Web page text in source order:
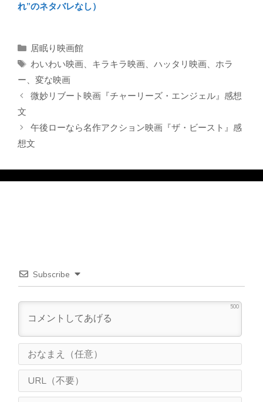
れ”のネタバレなし）
カ
テ
ゴ
リ
ー
居眠り映画館
タ
グ
わいわい映画、 キラキラ映画、 ハッタリ映画、 ホラ
ー、 変な映画
微妙リブート映画『チャーリーズ・エンジェル』感想
文
午後ローなら名作アクション映画『ザ・ビースト』感
想文
Subscribe
500
ま
（
L